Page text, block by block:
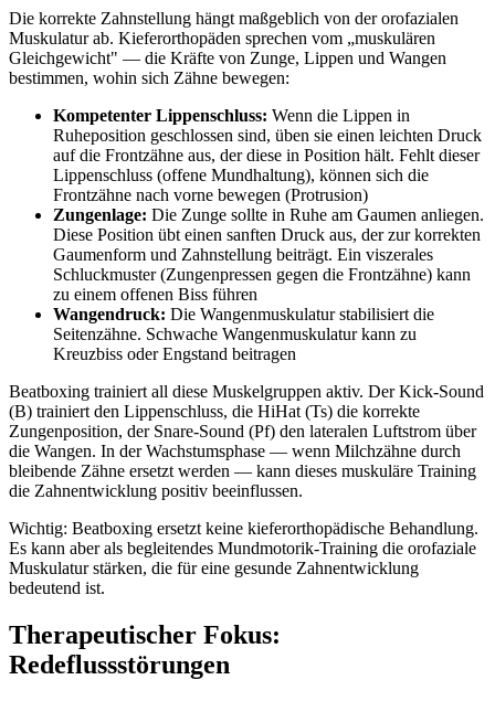
Die korrekte Zahnstellung hängt maßgeblich von der orofazialen
Muskulatur ab. Kieferorthopäden sprechen vom „muskulären
Gleichgewicht" — die Kräfte von Zunge, Lippen und Wangen
bestimmen, wohin sich Zähne bewegen:
Kompetenter Lippenschluss: Wenn die Lippen in
Ruheposition geschlossen sind, üben sie einen leichten Druck
auf die Frontzähne aus, der diese in Position hält. Fehlt dieser
Lippenschluss (offene Mundhaltung), können sich die
Frontzähne nach vorne bewegen (Protrusion)
Zungenlage: Die Zunge sollte in Ruhe am Gaumen anliegen.
Diese Position übt einen sanften Druck aus, der zur korrekten
Gaumenform und Zahnstellung beiträgt. Ein viszerales
Schluckmuster (Zungenpressen gegen die Frontzähne) kann
zu einem offenen Biss führen
Wangendruck: Die Wangenmuskulatur stabilisiert die
Seitenzähne. Schwache Wangenmuskulatur kann zu
Kreuzbiss oder Engstand beitragen
Beatboxing trainiert all diese Muskelgruppen aktiv. Der Kick-Sound
(B) trainiert den Lippenschluss, die HiHat (Ts) die korrekte
Zungenposition, der Snare-Sound (Pf) den lateralen Luftstrom über
die Wangen. In der Wachstumsphase — wenn Milchzähne durch
bleibende Zähne ersetzt werden — kann dieses muskuläre Training
die Zahnentwicklung positiv beeinflussen.
Wichtig: Beatboxing ersetzt keine kieferorthopädische Behandlung.
Es kann aber als begleitendes Mundmotorik-Training die orofaziale
Muskulatur stärken, die für eine gesunde Zahnentwicklung
bedeutend ist.
Therapeutischer Fokus:
Redeflussstörungen